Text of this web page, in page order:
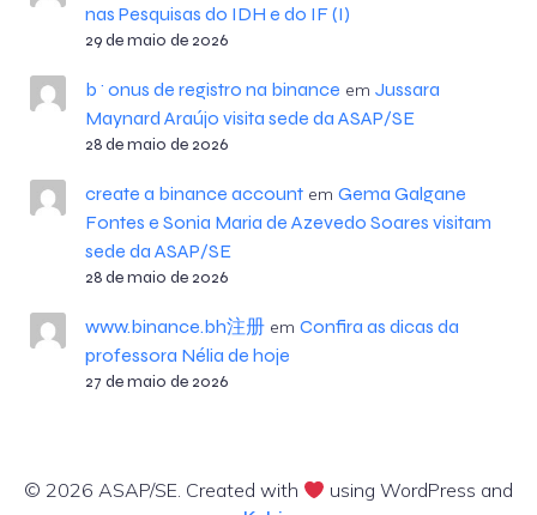
nas Pesquisas do IDH e do IF (I)
29 de maio de 2026
b^onus de registro na binance em Jussara
Maynard Araújo visita sede da ASAP/SE
28 de maio de 2026
create a binance accountem Gema Galgane
Fontes e Sonia Maria de Azevedo Soares visitam
sede da ASAP/SE
28 de maio de 2026
www.binance.bh注册em Confira as dicas da
professora Nélia de hoje
27 de maio de 2026
© 2026 ASAP/SE. Created with
using WordPress and